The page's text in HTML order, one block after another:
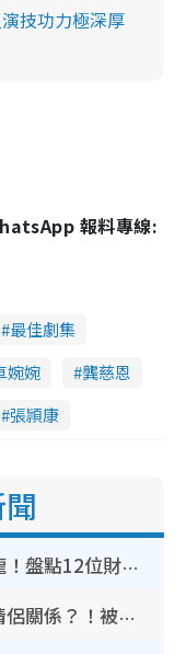
技功力極深厚
報料專線:
最佳劇集
婉婉
龔慈恩
張頴康
《愛回家》隱形富豪臥虎藏龍！盤點12位財氣逼人的有錢藝人：呢位靚女3億身家唔憂做
葉蒨文拍拖一周年親自否認情侶關係？！被質疑感情造假竟稱GM「普通同事」